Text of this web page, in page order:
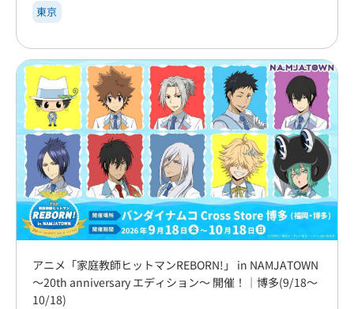
東京
アニメ「家庭教師ヒットマンREBORN!」 in NAMJATOWN
～20th anniversary エディション～ 開催！｜博多(9/18～
10/18)